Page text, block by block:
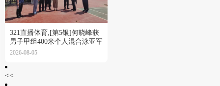
321直播体育,[第5银]何晓峰获
男子甲组400米个人混合泳亚军
2026-08-05
<<